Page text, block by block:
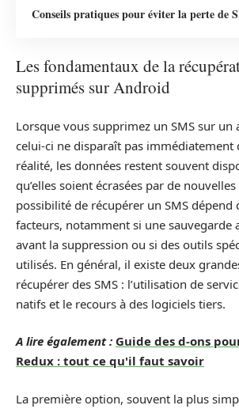
Conseils pratiques pour éviter la perte de
Les fondamentaux de la
supprimés sur Android
Lorsque vous supprimez un SMS sur un
celui-ci ne disparaît pas immédiatement
réalité, les données restent souvent
qu’elles soient écrasées par de
possibilité de récupérer un SMS dépend
facteurs, notamment si une sauvegarde
avant la suppression ou si des outils
utilisés. En général, il existe deux
récupérer des SMS : l’utilisation de
natifs et le recours à des logiciels tiers.
A lire également : Guide des d-ons
Redux : tout ce qu'il faut savoir
La première option, souvent la plus